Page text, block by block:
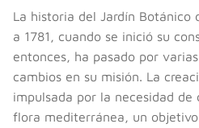
La historia del Jardín Botánico
a 1781, cuando se inició su
entonces, ha pasado por
cambios en su misión. La
impulsada por la necesidad
flora mediterránea, un